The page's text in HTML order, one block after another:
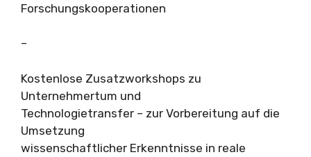
Forschungskooperationen
–
Kostenlose Zusatzworkshops zu
Unternehmertum und
Technologietransfer – zur Vorbereitung auf die
Umsetzung
wissenschaftlicher Erkenntnisse in reale